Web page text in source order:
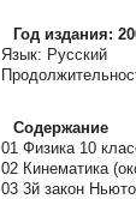
Год издания:
Язык: Русский
Содержание
01 Физика 10
02 Кинематика
03 3й закон